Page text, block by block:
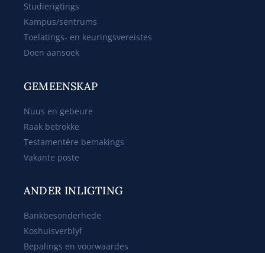
Studierigtings
Kampus/sentrums
Toelatings- en keuringsvereistes
Doen aansoek
GEMEENSKAP
Nuus en gebeure
Raak betrokke
Testamentêre bemakings
Vakante poste
ANDER INLIGTING
Bankbesonderhede
Koshuisverblyf
Bepalings en voorwaardes